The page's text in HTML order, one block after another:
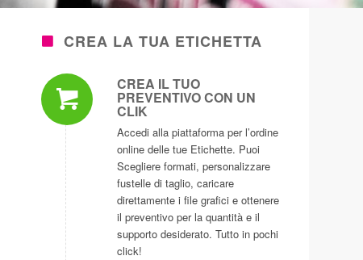
CREA LA TUA ETICHETTA
CREA IL TUO
PREVENTIVO CON UN
CLIK
Accedi alla piattaforma per l’ordine
online delle tue Etichette. Puoi
Scegliere formati, personalizzare
fustelle di taglio, caricare
direttamente i file grafici e ottenere
il preventivo per la quantità e il
supporto desiderato. Tutto in pochi
click!